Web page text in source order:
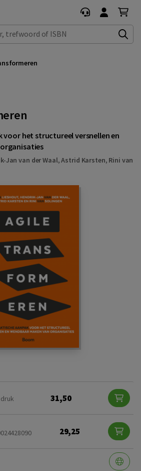
of ISBN
voor het structureel versnellen en
Jan van der Waal,Astrid Karsten, Rini van
druk
31,50
29,25